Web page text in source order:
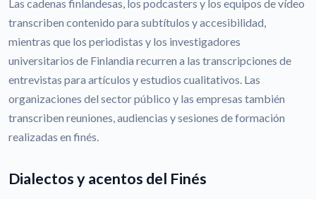
Las cadenas finlandesas, los podcasters y los equipos de vídeo
transcriben contenido para subtítulos y accesibilidad,
mientras que los periodistas y los investigadores
universitarios de Finlandia recurren a las transcripciones de
entrevistas para artículos y estudios cualitativos. Las
organizaciones del sector público y las empresas también
transcriben reuniones, audiencias y sesiones de formación
realizadas en finés.
Dialectos y acentos del Finés